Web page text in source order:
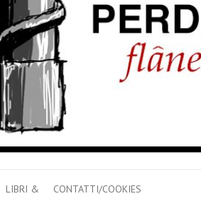
LIBRI & CONTATTI/COOKIES